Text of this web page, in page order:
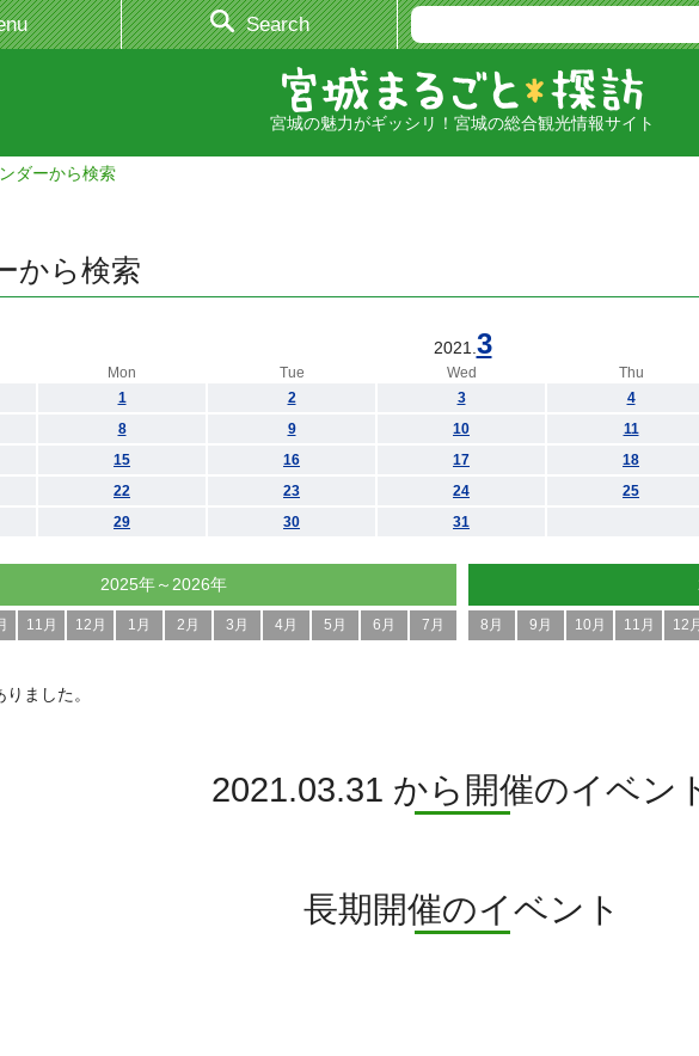
Search
宮城の魅力がギッシリ！宮城の総合観光情報サイト
ダーから検索
から検索
2021. 3
Mon Tue Wed Thu
1
2 3 4
8 9 10 11
15 16 17 18
22 23 24 25
29 30 31
2025年～2026年
11月 12月 1月 2月 3月 4月 5月 6月 7月 8月 9月 10月 11月 12月
ました。
2021.03.31 から開催のイベン
長期開催のイベント